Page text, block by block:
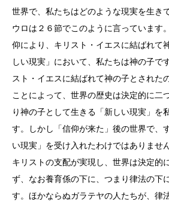
世界で、私たちはどのような現実を生き
ウロは２６節でこのように言っています
仰により、キリスト・イエスに結ばれて
しい現実」において、私たちは神の子で
スト・イエスに結ばれて神の子とされた
ことによって、世界の歴史は決定的に二
り神の子として生きる「新しい現実」を
す。しかし「信仰が来た」後の世界で、
い現実」を受け入れたわけではありませ
キリストの支配が実現し、世界は決定的
ず、なお養育係の下に、つまり律法の下
す。ほかならぬガラテヤの人たちが、律